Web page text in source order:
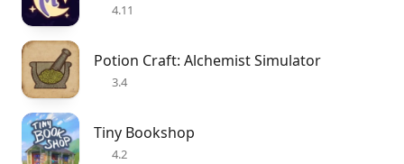
4.11
Potion Craft: Alchemist Simulator
3.4
Tiny Bookshop
4.2